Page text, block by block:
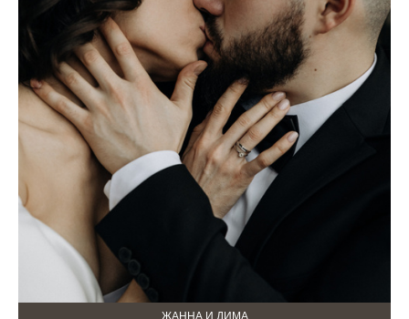
ЖАННА И ДИМА